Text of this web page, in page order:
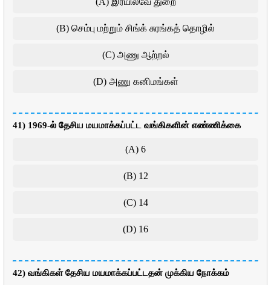
(B) செம்பு மற்றும் சிங்க் சுரங்கத் தொழில்
(C) அணு ஆற்றல்
(D) அணு கனிமங்கள்
41) 1969-ல் தேசிய மயமாக்கப்பட்ட வங்கிகளின் எண்ணிக்கை
(A) 6
(B) 12
(C) 14
(D) 16
42) வங்கிகள் தேசிய மயமாக்கப்பட்டதன் முக்கிய நோக்கம்